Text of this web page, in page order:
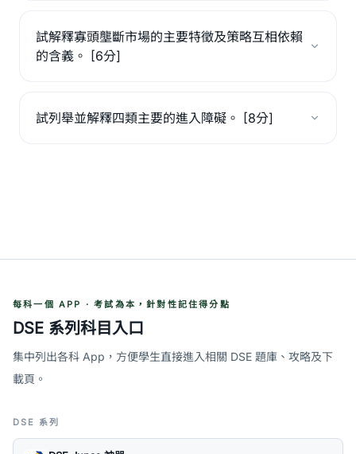
試解釋寡頭壟斷市場的主要特徵及策略互相依賴
的含義。 [6分]
試列舉並解釋四類主要的進入障礙。 [8分]
每科一個 APP · 考試為本，針對性記住得分點
DSE 系列科目入口
集中列出各科 App，方便學生直接進入相關 DSE 題庫、攻略及下
載頁。
DSE 系列